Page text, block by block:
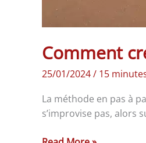
Comment
25/01/2024/ 15
La méthode en pas à
s’improvise pas, alors